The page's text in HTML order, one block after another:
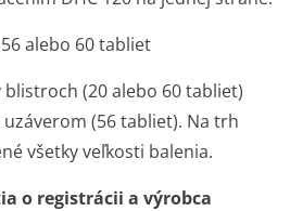
alebo 60 tabliet
(20 alebo 60 tabliet)
(56 tabliet). Na trh
všetky veľkosti balenia.
o registrácii a výrobca